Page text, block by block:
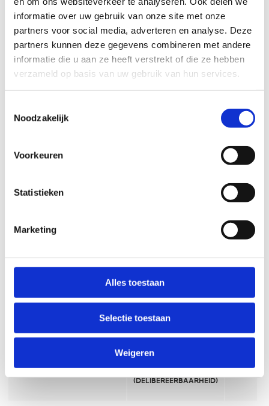
informatie over uw gebruik van onze site met onze
partners voor social media, adverteren en analyse. Deze
partners kunnen deze gegevens combineren met andere
informatie die u aan ze heeft verstrekt of die ze hebben
verzameld op basis van uw gebruik van hun services.
Noodzakelijk
Voorkeuren
Statistieken
Marketing
Alles toestaan
Selectie toestaan
Weigeren